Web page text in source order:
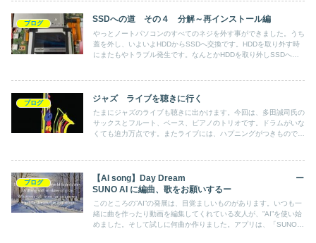
ブログ SSDへの道 その４ 分解～再インストール編
やっとノートパソコンのすべてのネジを外す事ができました。うち
蓋を外し、いよいよHDDからSSDへ交換です。HDDを取り外す時
にまたもやトラブル発生です。なんとかHDDを取り外しSSDへ交
ブログ ジャズ ライブを聴きに行く
たまにジャズのライブも聴きに出かけます。今回は、多田誠司氏の
サックスとフルート、ベース、ピアノのトリオです。ドラムがいな
くても迫力万点です。またライブには、ハプニングがつきもので
ブログ
【AI song】Day Dream ー
SUNO AI に編曲、歌をお願いするー
このところの”AI”の発展は、目覚ましいものがあります。いつも一
緒に曲を作ったり動画を編集してくれている友人が、”AI”を使い始
めました。そして試しに何曲か作りました。アプリは、「SUNO